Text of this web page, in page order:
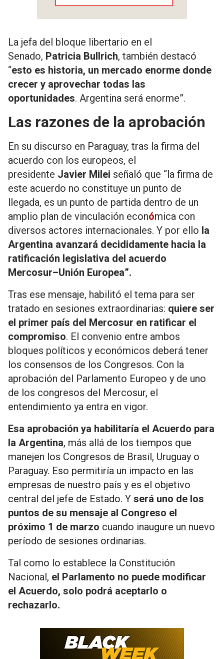
La jefa del bloque libertario en el
Senado, Patricia Bullrich, también destacó
“esto es historia, un mercado enorme donde
crecer y aprovechar todas las
oportunidades. Argentina será enorme”.
Las razones de la aprobación
En su discurso en Paraguay, tras la firma del
acuerdo con los europeos, el
presidente Javier Milei señaló que “la firma de
este acuerdo no constituye un punto de
llegada, es un punto de partida dentro de un
amplio plan de vinculación económica con
diversos actores internacionales. Y por ello la
Argentina avanzará decididamente hacia la
ratificación legislativa del acuerdo
Mercosur–Unión Europea”.
Tras ese mensaje, habilitó el tema para ser
tratado en sesiones extraordinarias: quiere ser
el primer país del Mercosur en ratificar el
compromiso. El convenio entre ambos
bloques políticos y económicos deberá tener
los consensos de los Congresos. Con la
aprobación del Parlamento Europeo y de uno
de los congresos del Mercosur, el
entendimiento ya entra en vigor.
Esa aprobación ya habilitaría el Acuerdo para
la Argentina, más allá de los tiempos que
manejen los Congresos de Brasil, Uruguay o
Paraguay. Eso permitiría un impacto en las
empresas de nuestro país y es el objetivo
central del jefe de Estado. Y será uno de los
puntos de su mensaje al Congreso el
próximo 1 de marzo cuando inaugure un nuevo
período de sesiones ordinarias.
Tal como lo establece la Constitución
Nacional, el Parlamento no puede modificar
el Acuerdo, solo podrá aceptarlo o
rechazarlo.